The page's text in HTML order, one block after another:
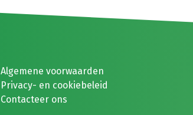
Algemene voorwaarden
Privacy- en cookiebeleid
Contacteer ons